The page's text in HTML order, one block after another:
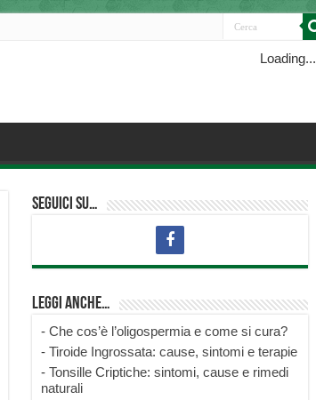
Loading...
Seguici su…
Leggi anche…
- Che cos’è l’oligospermia e come si cura?
- Tiroide Ingrossata: cause, sintomi e terapie
- Tonsille Criptiche: sintomi, cause e rimedi
naturali